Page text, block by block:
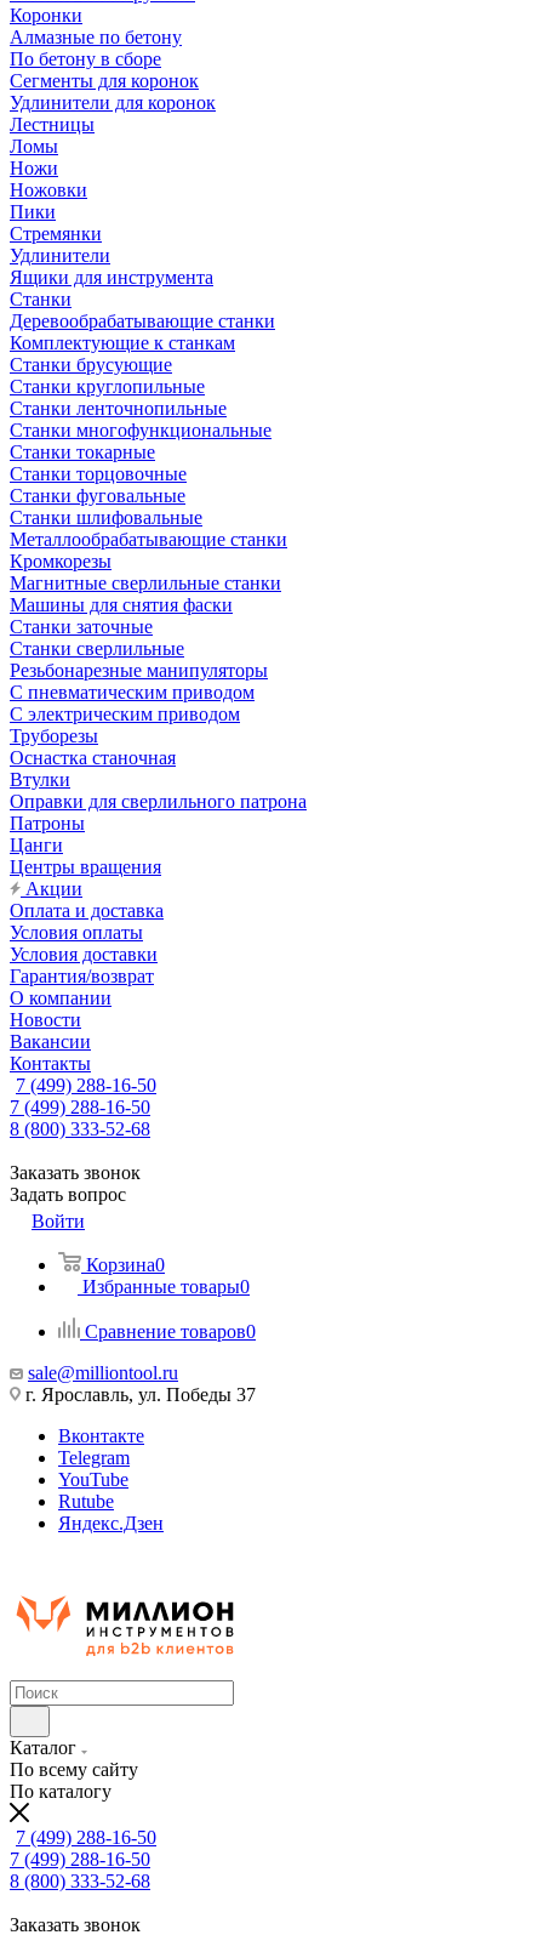
Коронки
Алмазные по бетону
По бетону в сборе
Сегменты для коронок
Удлинители для коронок
Лестницы
Ломы
Ножи
Ножовки
Пики
Стремянки
Удлинители
Ящики для инструмента
Станки
Деревообрабатывающие станки
Комплектующие к станкам
Станки брусующие
Станки круглопильные
Станки ленточнопильные
Станки многофункциональные
Станки токарные
Станки торцовочные
Станки фуговальные
Станки шлифовальные
Металлообрабатывающие станки
Кромкорезы
Магнитные сверлильные станки
Машины для снятия фаски
Станки заточные
Станки сверлильные
Резьбонарезные манипуляторы
С пневматическим приводом
С электрическим приводом
Труборезы
Оснастка станочная
Втулки
Оправки для сверлильного патрона
Патроны
Цанги
Центры вращения
Акции
Оплата и доставка
Условия оплаты
Условия доставки
Гарантия/возврат
О компании
Новости
Вакансии
Контакты
7 (499) 288-16-50
7 (499) 288-16-50
8 (800) 333-52-68
Заказать звонок
Задать вопрос
Войти
Корзина0
Избранные товары0
Сравнение товаров0
sale@milliontool.ru
г. Ярославль, ул. Победы 37
Вконтакте
Telegram
YouTube
Rutube
Яндекс.Дзен
Каталог
По всему сайту
По каталогу
7 (499) 288-16-50
7 (499) 288-16-50
8 (800) 333-52-68
Заказать звонок